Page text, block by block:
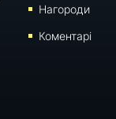
Нагороди
Коментарі